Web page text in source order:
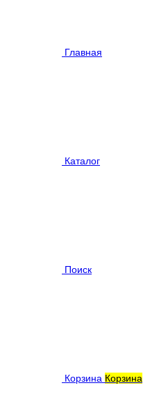
Главная
Каталог
Поиск
Корзина Корзина